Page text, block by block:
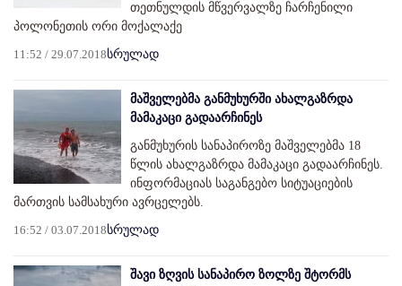
თეთნულდის მწვერვალზე ჩარჩენილი
პოლონეთის ორი მოქალაქე
11:52 / 29.07.2018სრულად
მაშველებმა განმუხურში ახალგაზრდა
მამაკაცი გადაარჩინეს
განმუხურის სანაპიროზე მაშველებმა 18
წლის ახალგაზრდა მამაკაცი გადაარჩინეს.
ინფორმაციას საგანგებო სიტუაციების
მართვის სამსახური ავრცელებს.
16:52 / 03.07.2018სრულად
შავი ზღვის სანაპირო ზოლზე შტორმს